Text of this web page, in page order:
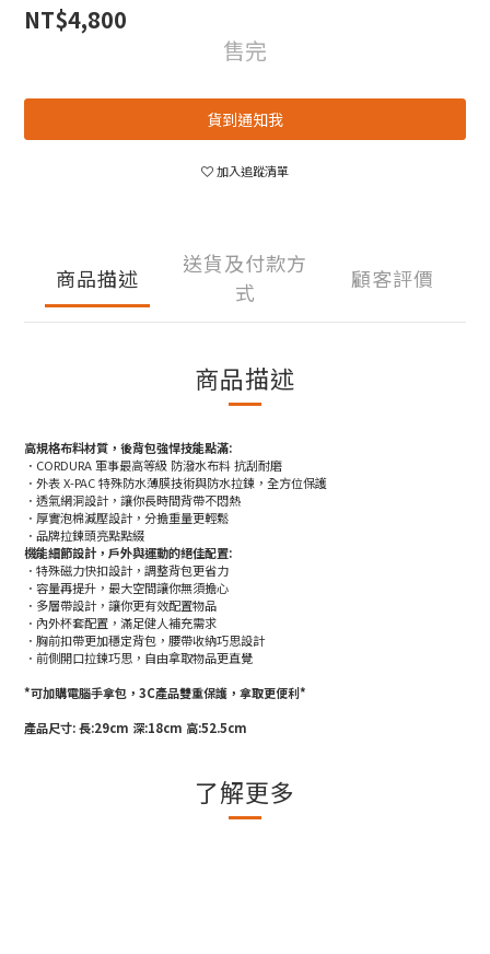
NT$4,800
售完
貨到通知我
加入追蹤清單
商品描述
送貨及付款方
式
顧客評價
商品描述
高規格布料材質，後背包強悍技能點滿:
．CORDURA 軍事最高等級 防潑水布料 抗刮耐磨
．外表 X-PAC 特殊防水薄膜技術與防水拉鍊，全方位保護
．透氣網洞設計，讓你長時間背帶不悶熱
．厚實泡棉減壓設計，分擔重量更輕鬆
． 品牌拉鍊頭亮點點綴
機能細節設計，戶外與運動的絕佳配置:
．特殊磁力快扣設計，調整背包更省力
．容量再提升，最大空間讓你無須擔心
．多層帶設計，讓你更有效配置物品
．內外杯套配置，滿足健人補充需求
．胸前扣帶更加穩定背包，腰帶收納巧思設計
．前側開口拉鍊巧思，自由拿取物品更直覺
*可加購電腦手拿包，3C產品雙重保護，拿取更便利*
產品尺寸: 長:29cm 深:18cm 高:52.5cm
了解更多